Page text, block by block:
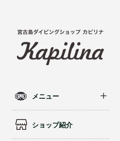
メニュー
ショップ紹介